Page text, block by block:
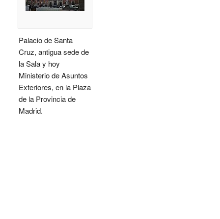
Palacio de Santa
Cruz, antigua sede de
la Sala y hoy
Ministerio de Asuntos
Exteriores, en la Plaza
de la Provincia de
Madrid.